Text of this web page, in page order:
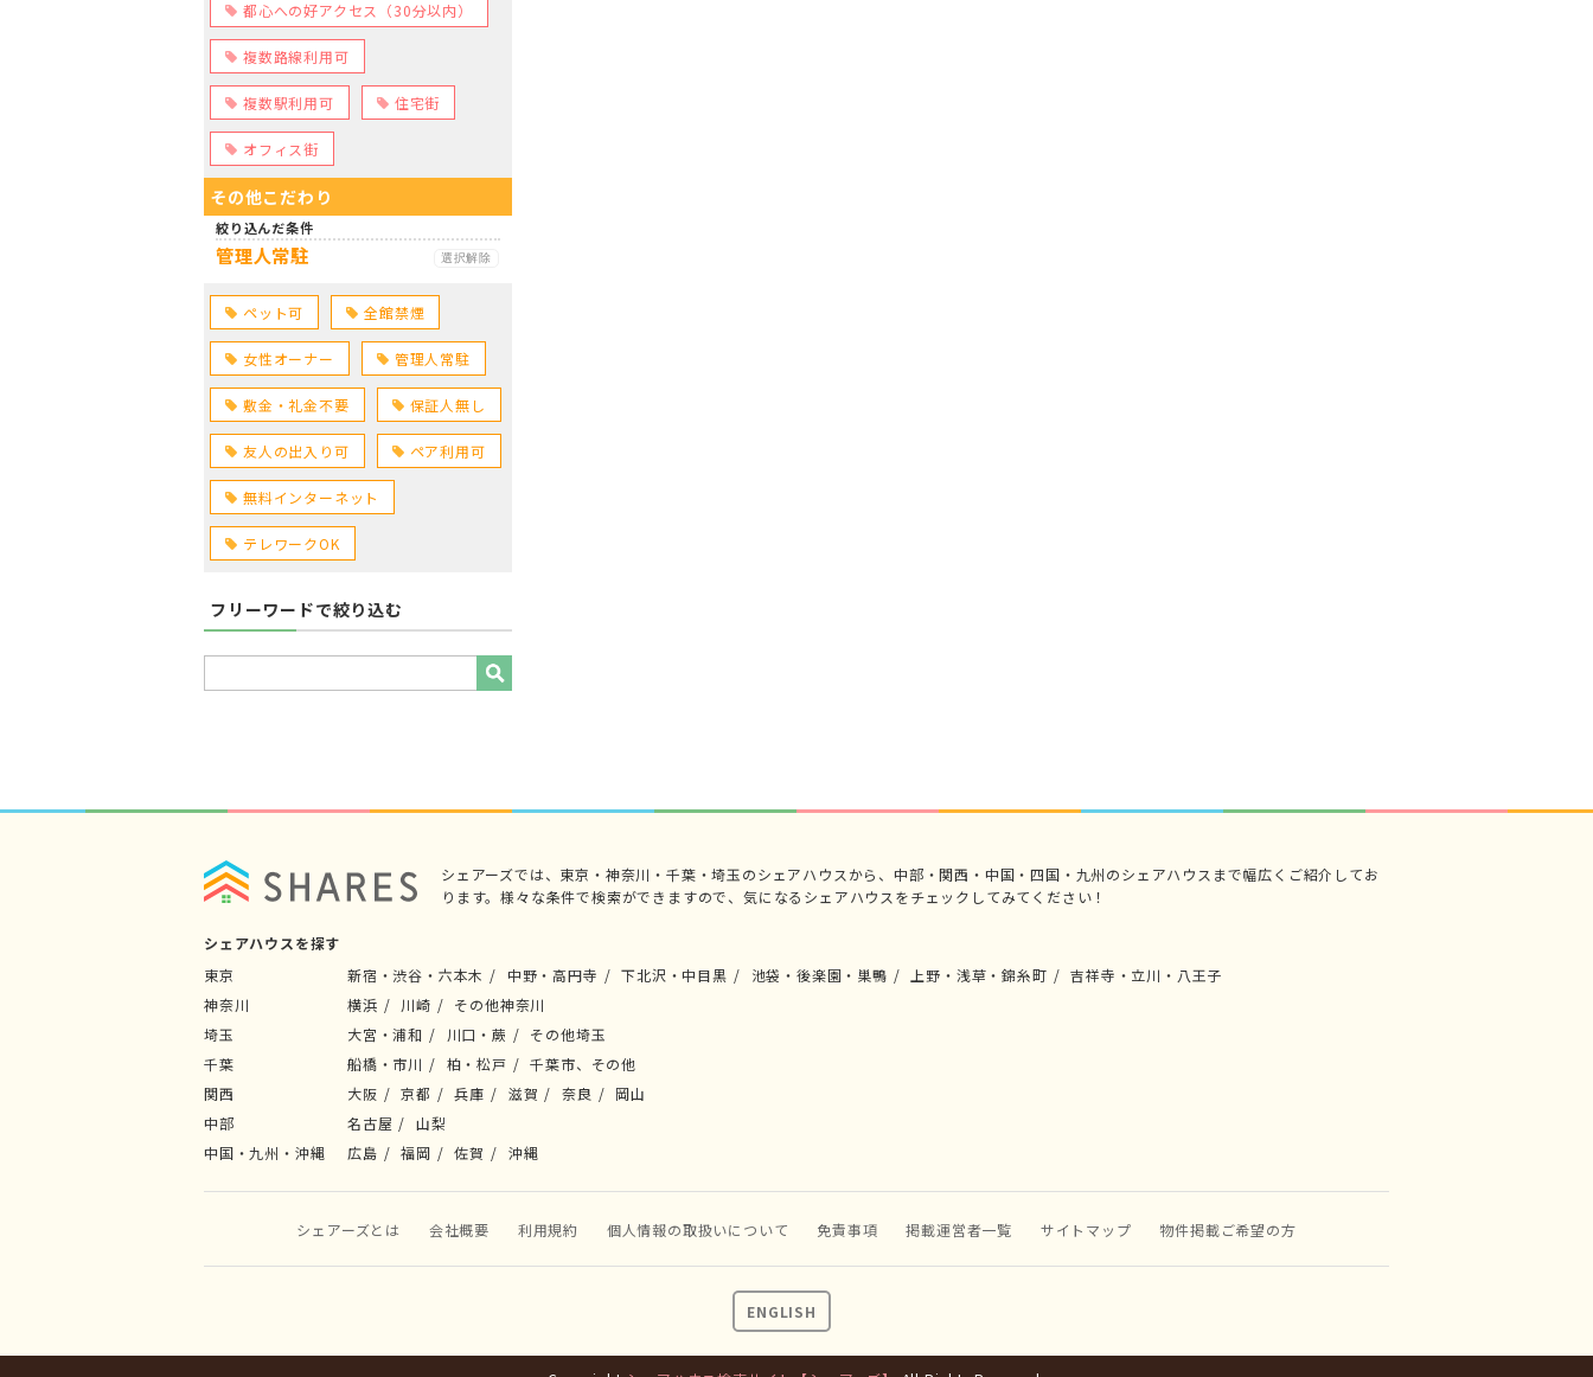
都心への好アクセス（30分以内）
複数路線利用可
複数駅利用可 住宅街
オフィス街
その他こだわり
絞り込んだ条件
管理人常駐 選択解除
ペット可 全館禁煙
女性オーナー 管理人常駐
敷金・礼金不要 保証人無し
友人の出入り可 ペア利用可
無料インターネット
テレワークOK
フリーワードで絞り込む
シェアーズでは、東京・神奈川・千葉・埼玉のシェアハウスから、中部・関西・中国・四国・九州のシェアハウスまで幅広くご紹介してお
ります。様々な条件で検索ができますので、気になるシェアハウスをチェックしてみてください！
シェアハウスを探す
東京
新宿・渋谷・六本木 中野・高円寺 下北沢・中目黒 池袋・後楽園・巣鴨 上野・浅草・錦糸町
吉祥寺・立川・八王子
神奈川
横浜 川崎
その他神奈川
埼玉
大宮・浦和 川口・蕨
その他埼玉
千葉
船橋・市川 柏・松戸
千葉市、その他
関西
大阪 京都 兵庫 滋賀 奈良
岡山
中部
名古屋
山梨
中国・九州・沖縄
広島 福岡 佐賀 沖縄
シェアーズとは 会社概要 利用規約 個人情報の取扱いについて 免責事項 掲載運営者一覧 サイトマップ 物件掲載ご希望の方
ENGLISH